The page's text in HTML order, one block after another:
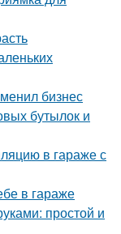
бизнес
бутылок и
в гараже с
в гараже
простой и